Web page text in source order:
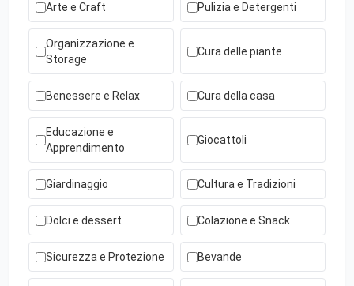
Arte e Craft Pulizia e Detergenti
Organizzazione e
Storage
Cura delle piante
Benessere e Relax Cura della casa
Educazione e
Apprendimento
Giocattoli
Giardinaggio Cultura e Tradizioni
Dolci e dessert Colazione e Snack
Sicurezza e Protezione Bevande